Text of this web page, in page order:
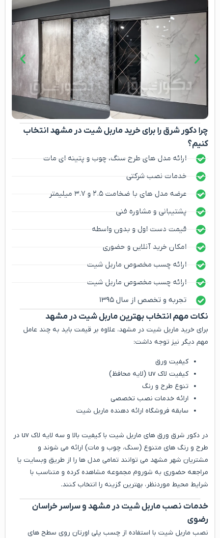
چرا دکور شرق را برای خرید ماربل شیت در مشهد انتخاب
کنیم؟
ارائه مدل های طرح سنگ، چوب و پتینه ای مات
خدمات نصب شرکتی
عرضه مدل های با ضخامت ۲.۵ و ۳.۷ میلیمتر
پشتیبانی و مشاوره فنی
قیمت دست اول و بدون واسطه
امکان خرید آنلاین و حضوری
ارائه چسب مخصوص ماربل شیت
ارائه چسب مخصوص ماربل شیت
تجربه و تخصص از سال ۱۳۹۵
نکات مهم انتخاب بهترین ماربل شیت در مشهد
برای خرید ماربل شیت در مشهد، علاوه بر قیمت باید به چند عامل
مهم دیگر نیز توجه داشت:
کیفیت ورق
کیفیت لاک uv (لایه محافظ)
تنوع طرح و رنگ
ارائه خدمات نصب تخصصی
سابقه فروشگاه ارائه دهنده ماربل شیت
در دکور شرق ورق های ماربل شیت با کیفیت بالا و سه لایه لاک uv در
طرح و رنگ های متنوع (سنگ، چوب و مات) ارائه می شوند و
مشتریان شهر مشهد می توانند تمامی مدل ها را از طریق وبسایت یا
مراجعه حضوری به شوروم مجموعه مشاهده کرده و متناسب با
شرایط محیط موردنظر، بهترین گزینه را انتخاب کنند.
خدمات نصب ماربل شیت در مشهد و سراسر خراسان
رضوی
نصب ماربل شیت با استفاده از چسب پلی اورتان روی سطح های